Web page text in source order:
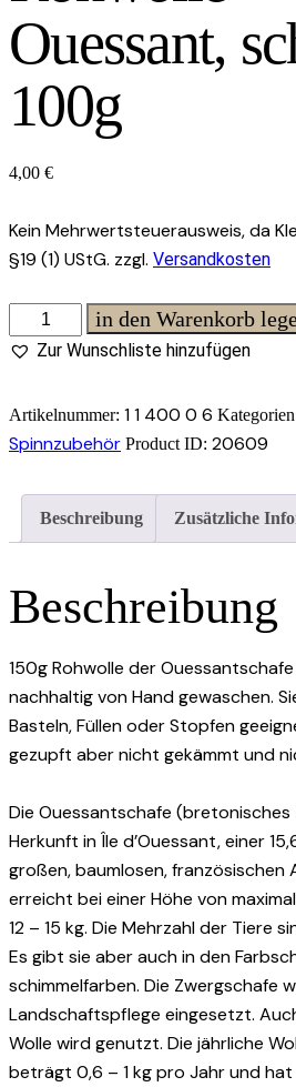
Ouessant,
100g
4,00 €
Kein Mehrwertsteuerausweis, da
§19 (1) UStG. zzgl. Versandkosten
Rohwolle
-
Menge
in den Warenkorb
Zur Wunschliste hinzufügen
Artikelnummer: 1 1 400 0 6
Spinnzubehör Product ID: 20609
Beschreibung Zusätzliche
Beschreibung
150g Rohwolle der
nachhaltig von Hand gewaschen.
Basteln, Füllen oder Stopfen
gezupft aber nicht gekämmt und
Die Ouessantschafe
Herkunft in Île d’Ouessant, einer
großen, baumlosen, französischen
erreicht bei einer Höhe von
12 – 15 kg. Die Mehrzahl der Tiere
Es gibt sie aber auch in den
schimmelfarben. Die Zwergschafe
Landschaftspflege eingesetzt.
Wolle wird genutzt. Die jährliche
beträgt 0,6 – 1 kg pro Jahr und